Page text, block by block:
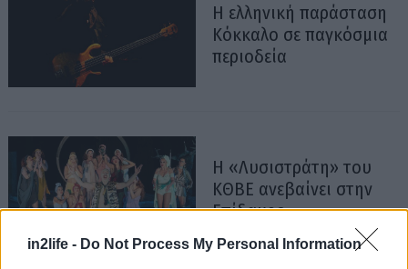
in2life - Do Not Process My Personal Information
Η ελληνική παράσταση
Κόκκαλο σε παγκόσμια
περιοδεία
Η «Λυσιστράτη» του
ΚΘΒΕ ανεβαίνει στην
Επίδαυρο